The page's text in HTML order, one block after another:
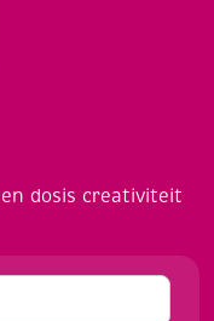
dosis creativiteit